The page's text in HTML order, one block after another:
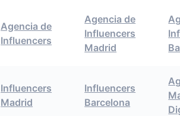
Agencia de
Influencers
Agencia de
Influencers
Madrid
Influencers
Madrid
Influencers
Barcelona